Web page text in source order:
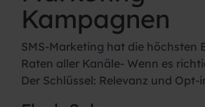
Kampagnen
SMS-Marketing hat die höchsten
Raten aller Kanäle- Wenn es
Der Schlüssel: Relevanz und Opt-